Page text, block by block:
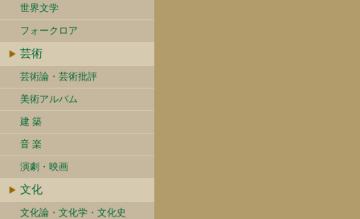
世界文学
フォークロア
芸術
芸術論・芸術批評
美術アルバム
建 築
音 楽
演劇・映画
文化
文化論・文化学・文化史